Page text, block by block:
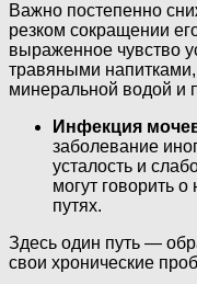
Важно постепенно
резком сокращении
выраженное чувство
травяными
минеральной водой и
Инфекция
заболевание
усталость и
могут говорить
путях.
Здесь один путь —
свои хронические